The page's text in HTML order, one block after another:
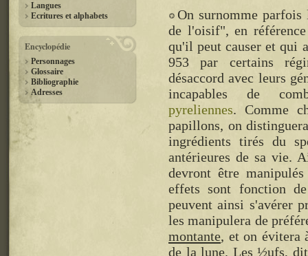
Langues
Ecritures et alphabets
Encyclopédie
Personnages
Glossaire
Bibliographie
Adresses
On surnomme
de l'oisif", en
qu'il peut causer et qui
953 par certains
désaccord avec leurs
incapables de
pyreliennes. Comme
papillons, on
ingrédients tirés du
antérieures de sa vie.
devront être
effets sont fonction
peuvent ainsi s'avérer
les manipulera de
montante, et on
de la lune. Les ½ufs,